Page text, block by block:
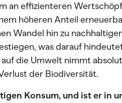
an effizienteren
höheren Anteil
Wandel hin zu
was darauf
die Umwelt nimmt
der Biodiversität.
Konsum, und ist er in